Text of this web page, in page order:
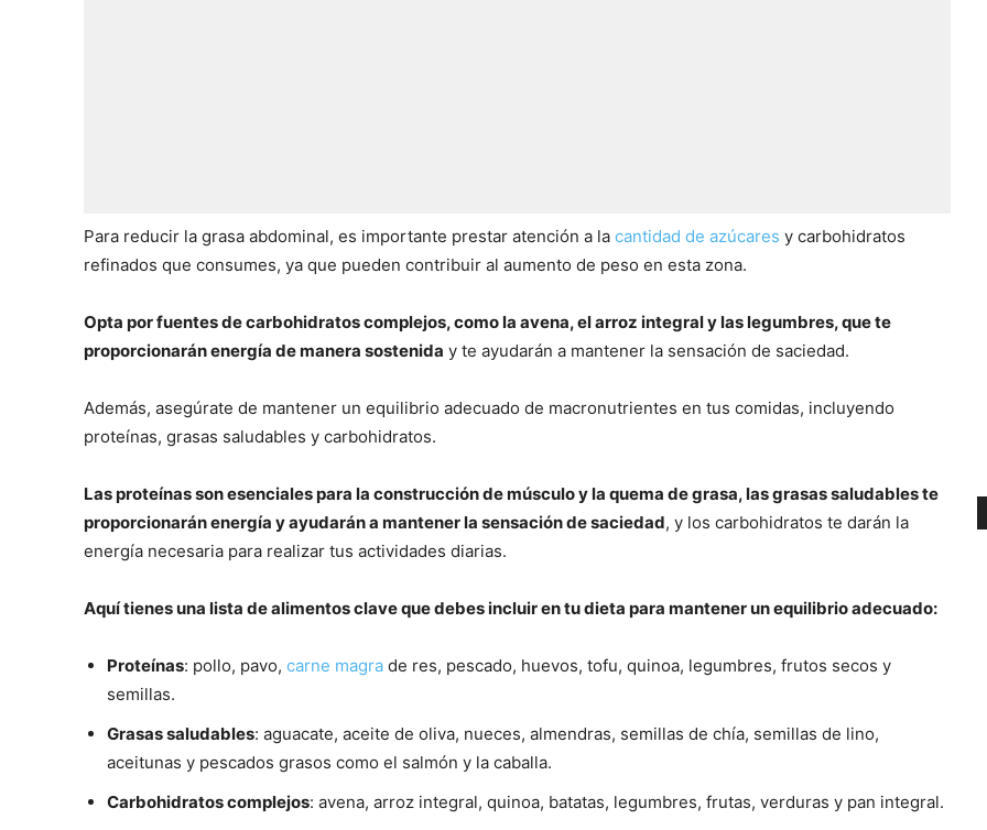
Para reducir la grasa abdominal, es importante prestar atención a la cantidad de azúcares y carbohidratos
refinados que consumes, ya que pueden contribuir al aumento de peso en esta zona.
Opta por fuentes de carbohidratos complejos, como la avena, el arroz integral y las legumbres, que te
proporcionarán energía de manera sostenida y te ayudarán a mantener la sensación de saciedad.
Además, asegúrate de mantener un equilibrio adecuado de macronutrientes en tus comidas, incluyendo
proteínas, grasas saludables y carbohidratos.
Las proteínas son esenciales para la construcción de músculo y la quema de grasa, las grasas saludables te
proporcionarán energía y ayudarán a mantener la sensación de saciedad, y los carbohidratos te darán la
energía necesaria para realizar tus actividades diarias.
Aquí tienes una lista de alimentos clave que debes incluir en tu dieta para mantener un equilibrio adecuado:
Proteínas: pollo, pavo, carne magra de res, pescado, huevos, tofu, quinoa, legumbres, frutos secos y
semillas.
Grasas saludables: aguacate, aceite de oliva, nueces, almendras, semillas de chía, semillas de lino,
aceitunas y pescados grasos como el salmón y la caballa.
Carbohidratos complejos: avena, arroz integral, quinoa, batatas, legumbres, frutas, verduras y pan integral.